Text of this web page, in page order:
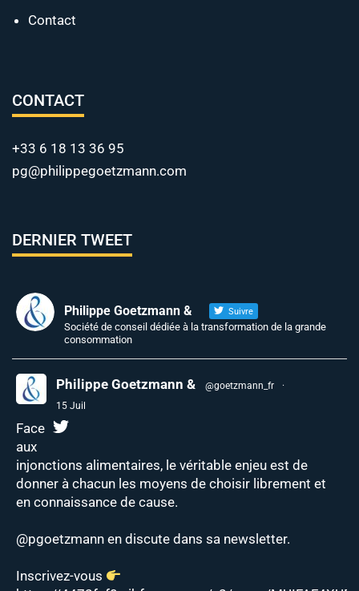
Contact
CONTACT
+33 6 18 13 36 95
pg@philippegoetzmann.com
DERNIER TWEET
Philippe Goetzmann & Suivre
Société de conseil dédiée à la transformation de la grande
consommation
Philippe Goetzmann & @goetzmann_fr
·
15 Juil
Face
aux
injonctions alimentaires, le véritable enjeu est de
donner à chacun les moyens de choisir librement et
en connaissance de cause.
@pgoetzmann en discute dans sa newsletter.
Inscrivez-vous